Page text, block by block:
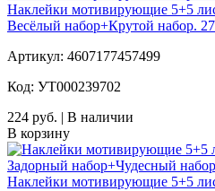
Наклейки мотивирующие 5+5
Весёлый набор+Крутой набор.
Артикул: 4607177457499
Код: УТ000239702
224 руб. | В наличии
В корзину
Наклейки мотивирующие 5+5